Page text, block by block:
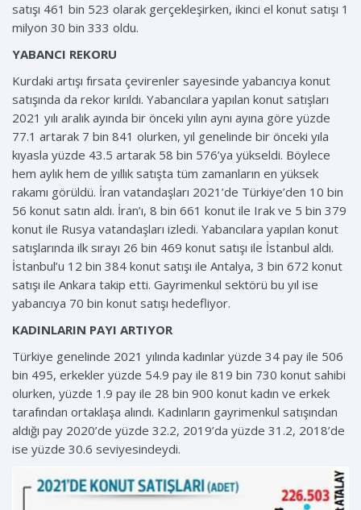
satışı 461 bin 523 olarak gerçekleşirken, ikinci el konut satışı 1
milyon 30 bin 333 oldu.
YABANCI REKORU
Kurdaki artışı fırsata çevirenler sayesinde yabancıya konut
satışında da rekor kırıldı. Yabancılara yapılan konut satışları
2021 yılı aralık ayında bir önceki yılın aynı ayına göre yüzde
77.1 artarak 7 bin 841 olurken, yıl genelinde bir önceki yıla
kıyasla yüzde 43.5 artarak 58 bin 576’ya yükseldi. Böylece
hem aylık hem de yıllık satışta tüm zamanların en yüksek
rakamı görüldü. İran vatandaşları 2021’de Türkiye’den 10 bin
56 konut satın aldı. İran’ı, 8 bin 661 konut ile Irak ve 5 bin 379
konut ile Rusya vatandaşları izledi. Yabancılara yapılan konut
satışlarında ilk sırayı 26 bin 469 konut satışı ile İstanbul aldı.
İstanbul’u 12 bin 384 konut satışı ile Antalya, 3 bin 672 konut
satışı ile Ankara takip etti. Gayrimenkul sektörü bu yıl ise
yabancıya 70 bin konut satışı hedefliyor.
KADINLARIN PAYI ARTIYOR
Türkiye genelinde 2021 yılında kadınlar yüzde 34 pay ile 506
bin 495, erkekler yüzde 54.9 pay ile 819 bin 730 konut sahibi
olurken, yüzde 1.9 pay ile 28 bin 900 konut kadın ve erkek
tarafından ortaklaşa alındı. Kadınların gayrimenkul satışından
aldığı pay 2020’de yüzde 32.2, 2019’da yüzde 31.2, 2018’de
ise yüzde 30.6 seviyesindeydi.